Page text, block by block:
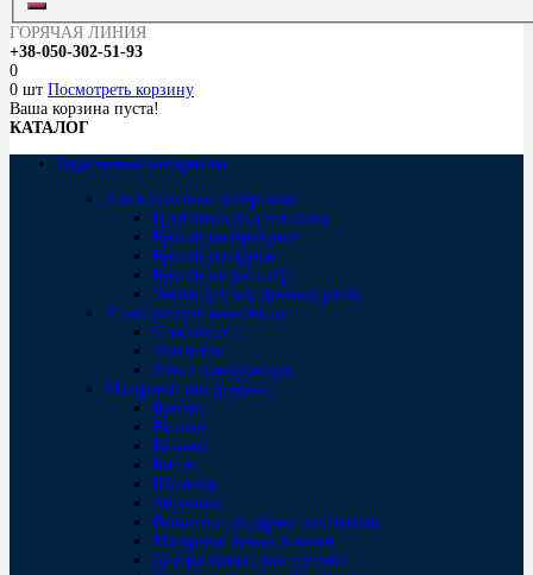
ГОРЯЧАЯ ЛИНИЯ
+38-050-302-51-93
0
0 шт Посмотреть корзину
Ваша корзина пуста!
КАТАЛОГ
Отделочные материалы
Лакокрасочные материалы
Грунтовки под покраску
Краски интерьерные
Краски фасадные
Краски по металлу
Эмали для внутренних работ
Армирующие материалы
Стеклохолст
Флизелин
Лента армирующая
Малярный инструмент
Бугели
Валики
Кельмы
Кисти
Шпатели
Абразивы
Ванночки, поддоны, вкладыши
Малярные ленты, пленки
Декоративный инструмент